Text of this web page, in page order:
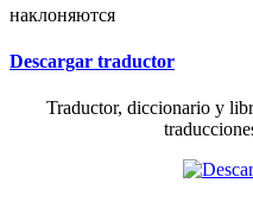
наклоняются
Descargar traductor
Traductor, diccionario y